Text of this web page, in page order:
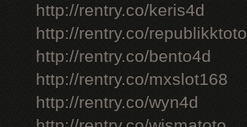
http://rentry.co/keris4d
http://rentry.co/republikktoto
http://rentry.co/bento4d
http://rentry.co/mxslot168
http://rentry.co/wyn4d